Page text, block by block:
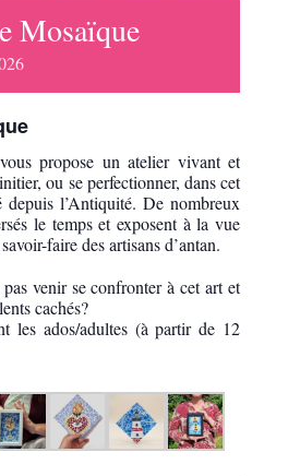
Mosaïque
propose un atelier vivant et
ou se perfectionner, dans cet
depuis l’Antiquité. De nombreux
le temps et exposent à la vue
faire des artisans d’antan.
venir se confronter à cet art et
cachés?
les ados/adultes (à partir de 12